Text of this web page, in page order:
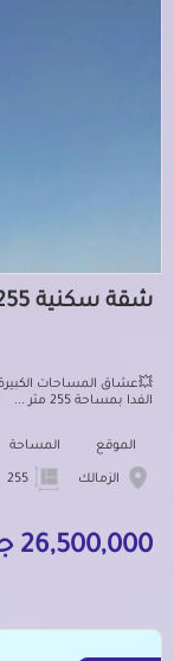
شقة سكنية 255م للبيع كاش بالزمالك القاهرة
💥عشاق المساحات الكبيرة
الفدا بمساحة 255 متر ...
الموقع
الزمالك
المساحة
26,500,000 جنيه